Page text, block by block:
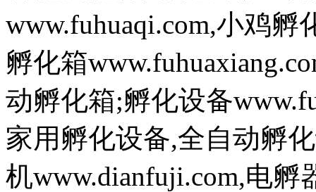
www.fuhuaqi.com,小鸡
孵化箱
动孵化箱;孵化设备
家用孵化设备,全自动孵
机www.dianfuji.com,电